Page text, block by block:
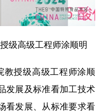
级高级工程师涂顺明
教授级高级工程师涂顺
发展及标准看加工技术
看发展、从标准要求看